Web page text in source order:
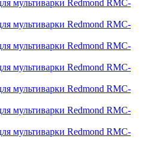
мультиварки Redmond RMC-
мультиварки Redmond RMC-
мультиварки Redmond RMC-
мультиварки Redmond RMC-
мультиварки Redmond RMC-
мультиварки Redmond RMC-
мультиварки Redmond RMC-